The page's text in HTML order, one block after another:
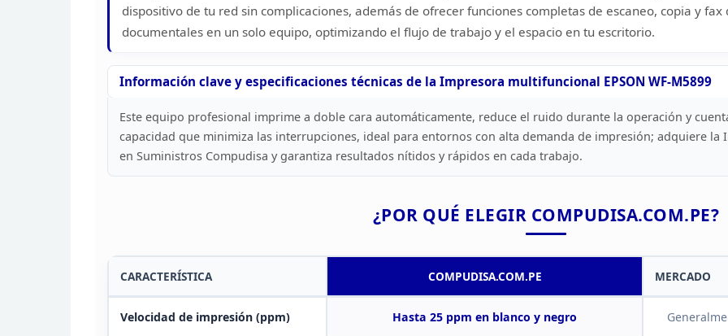
ESPECIFICACIONES DEL
FAX
dispositivo de tu red sin complicaciones, además de ofrecer funciones completas de escaneo, copia y
documentales en un solo equipo, optimizando el flujo de trabajo y el espacio en tu escritorio.
Información clave y especificaciones técnicas de la Impresora multifuncional EPSON WF-M5899
Este equipo profesional imprime a doble cara automáticamente, reduce el ruido durante la operación y
capacidad que minimiza las interrupciones, ideal para entornos con alta demanda de impresión; adquiere la
en Suministros Compudisa y garantiza resultados nítidos y rápidos en cada trabajo.
¿POR QUÉ ELEGIR COMPUDISA.COM.PE?
CARACTERÍSTICA COMPUDISA.COM.PE MERCADO
Velocidad de impresión (ppm) Hasta 25 ppm en blanco y negro